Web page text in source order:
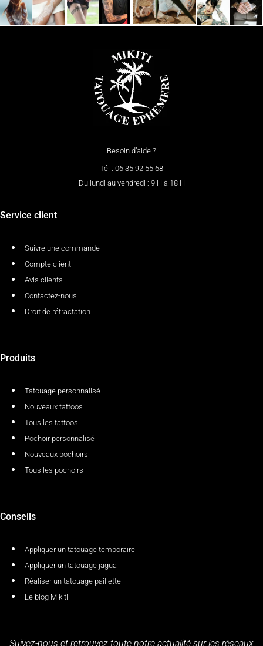
Besoin d’aide ?
Tél : 06 35 92 55 68
Du lundi au vendredi : 9 H à 18 H
Service client
Suivre une commande
Compte client
Avis clients
Contactez-nous
Droit de rétractation
Produits
Tatouage personnalisé
Nouveaux tattoos
Tous les tattoos
Pochoir personnalisé
Nouveaux pochoirs
Tous les pochoirs
Conseils
Appliquer un tatouage temporaire
Appliquer un tatouage jagua
Réaliser un tatouage paillette
Le blog Mikiti
Suivez-nous et retrouvez toute notre actualité sur les réseaux